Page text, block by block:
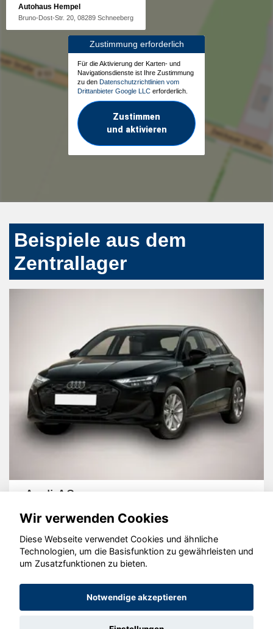
Autohaus Hempel
Bruno-Dost-Str. 20, 08289 Schneeberg
Zustimmung erforderlich
Für die Aktivierung der Karten- und
Navigationsdienste ist Ihre Zustimmung
zu den Datenschutzrichtlinien vom
Drittanbieter Google LLC erforderlich.
Zustimmen
und aktivieren
Beispiele aus dem
Zentrallager
Audi A3
© konjunkturmotor.de GmbH 2020 - 2026
Wir verwenden Cookies
Diese Webseite verwendet Cookies und ähnliche
Technologien, um die Basisfunktion zu gewährleisten und
um Zusatzfunktionen zu bieten.
Notwendige akzeptieren